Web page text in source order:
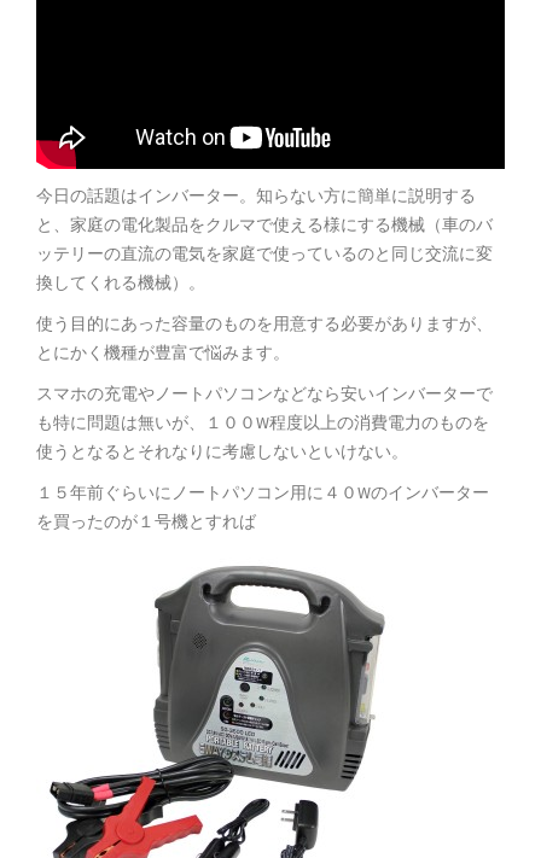
今日の話題はインバーター。知らない方に簡単に説明する
と、家庭の電化製品をクルマで使える様にする機械（車のバ
ッテリーの直流の電気を家庭で使っているのと同じ交流に変
換してくれる機械）。
使う目的にあった容量のものを用意する必要がありますが、
とにかく機種が豊富で悩みます。
スマホの充電やノートパソコンなどなら安いインバーターで
も特に問題は無いが、１００W程度以上の消費電力のものを
使うとなるとそれなりに考慮しないといけない。
１５年前ぐらいにノートパソコン用に４０Wのインバーター
を買ったのが１号機とすれば